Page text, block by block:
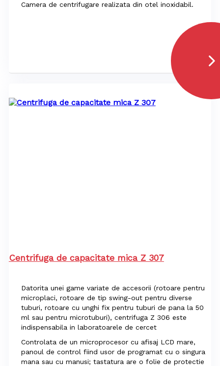
Camera de centrifugare realizata din otel inoxidabil.
Centrifuga de capacitate mica Z 307
Datorita unei game variate de accesorii (rotoare pentru
microplaci, rotoare de tip swing-out pentru diverse
tuburi, rotoare cu unghi fix pentru tuburi de pana la 50
ml sau pentru microtuburi), centrifuga Z 306 este
indispensabila in laboratoarele de cercet
Controlata de un microprocesor cu afisaj LCD mare,
panoul de control fiind usor de programat cu o singura
mana sau cu manusi; tastatura are o folie de protectie